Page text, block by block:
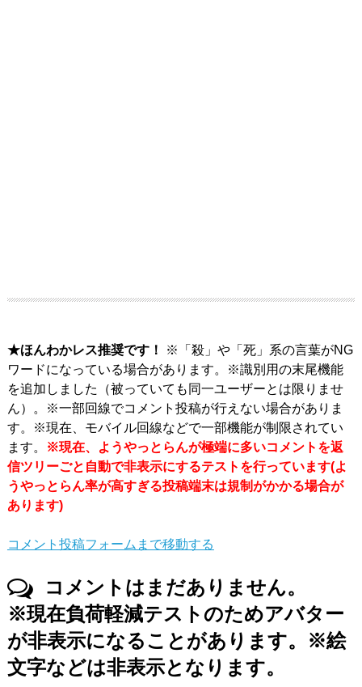
★ほんわかレス推奨です！
※「殺」や「死」系の言葉がNG
ワードになっている場合があります。※識別用の末尾機能
を追加しました（被っていても同一ユーザーとは限りませ
ん）。※一部回線でコメント投稿が行えない場合がありま
す。※現在、モバイル回線などで一部機能が制限されてい
ます。
※現在、ようやっとらんが極端に多いコメントを返
信ツリーごと自動で非表示にするテストを行っています(よ
うやっとらん率が高すぎる投稿端末は規制がかかる場合が
あります)
コメント投稿フォームまで移動する
コメントはまだありません。
※現在負荷軽減テストのためアバター
が非表示になることがあります。※絵
文字などは非表示となります。